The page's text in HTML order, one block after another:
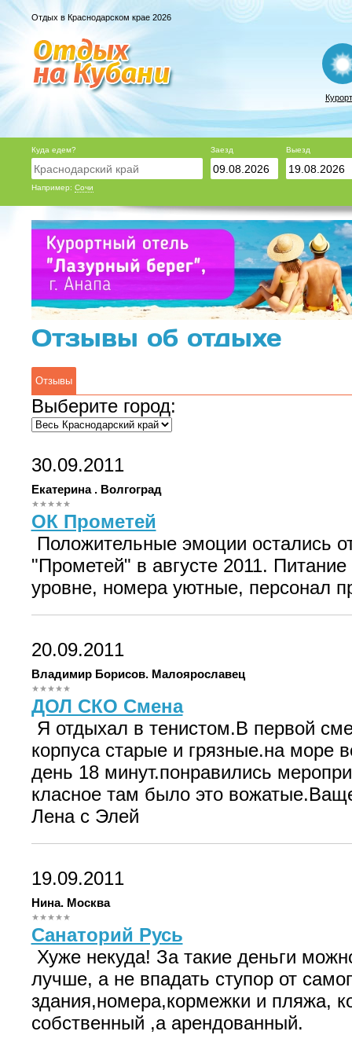
Отдых в Краснодарском крае 2026
Куда едем?
Например: Сочи
Заезд Выезд
Отзывы об отдыхе
Отзывы
Выберите город:
30.09.2011
Екатерина . Волгоград
ОК Прометей
Положительные эмоции остались
"Прометей" в августе 2011.
уровне, номера уютные, персонал
20.09.2011
Владимир Борисов. Малоярославец
ДОЛ СКО Смена
Я отдыхал в тенистом.В первой
корпуса старые и грязные.на море
день 18 минут.понравились
класное там было это
Лена с Элей
19.09.2011
Нина. Москва
Санаторий Русь
Хуже некуда! За такие деньги
лучше, а не впадать ступор от
здания,номера,кормежки и пляжа,
собственный ,а арендованный.